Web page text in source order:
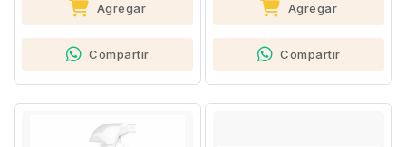
Agregar
Compartir
Agregar
Compartir